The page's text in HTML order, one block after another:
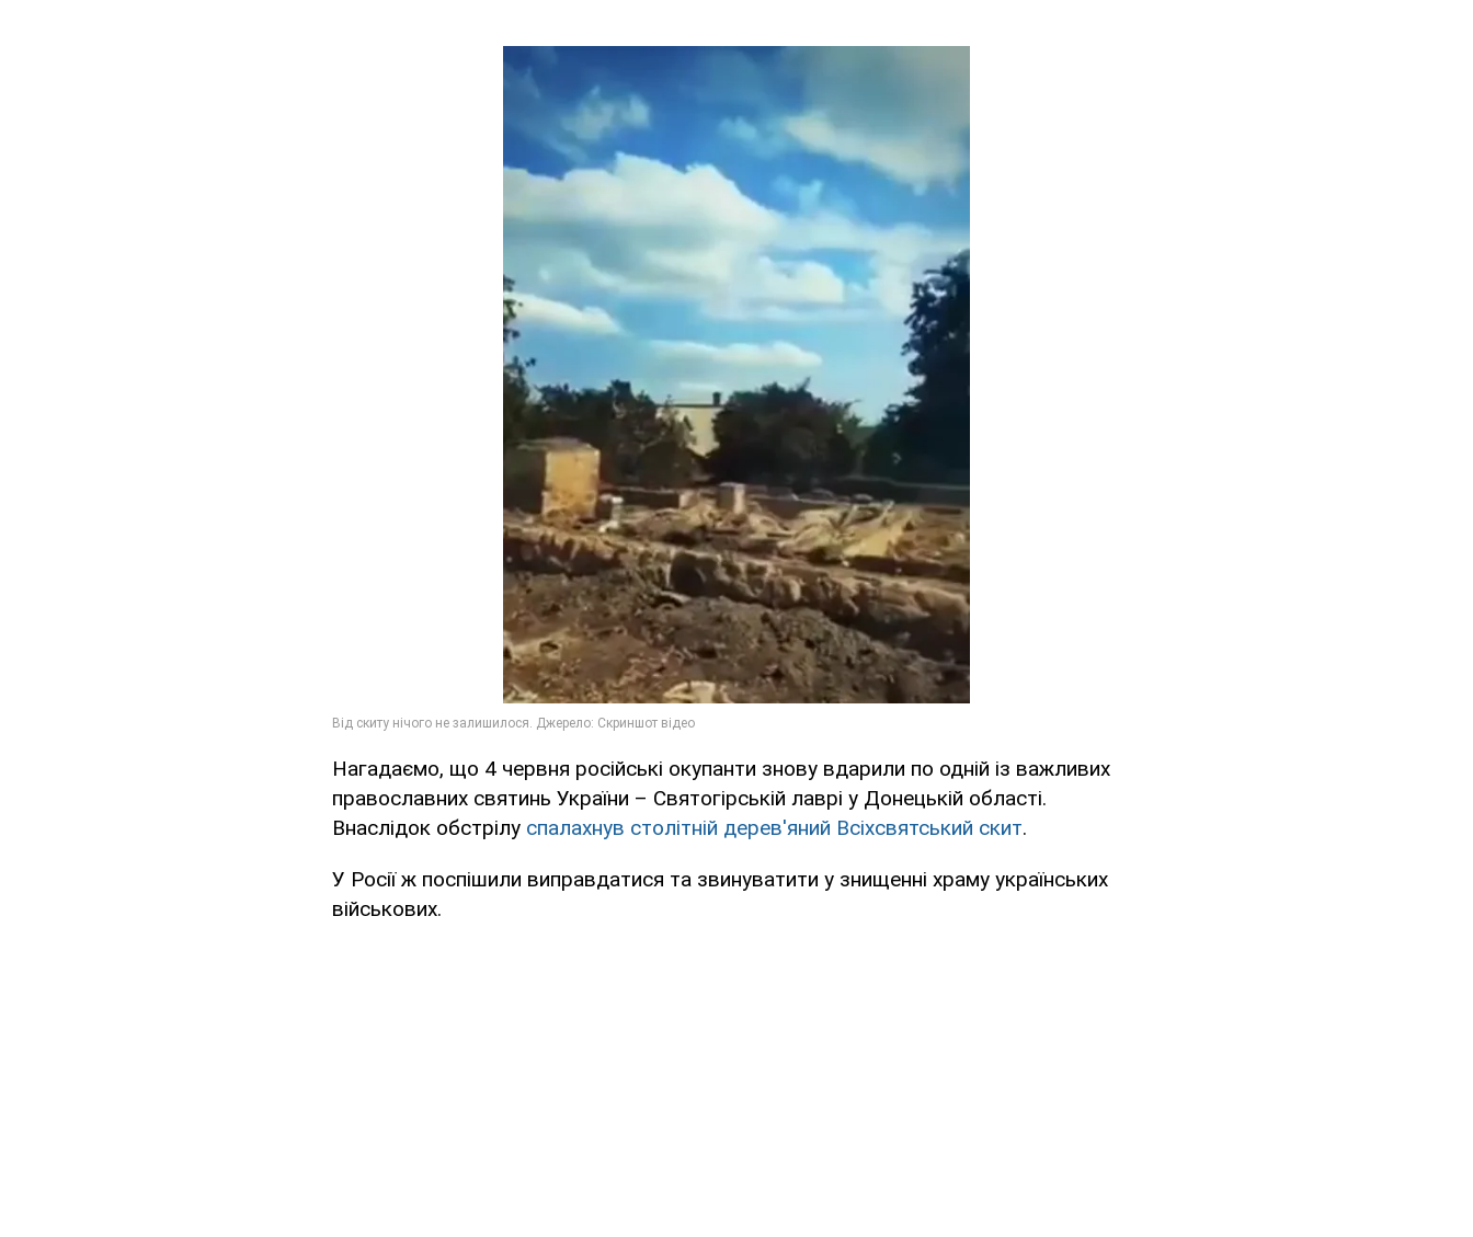
Нагадаємо, що 4 червня російські окупанти знову вдарили по одній із важливих
православних святинь України – Святогірській лаврі у Донецькій області.
Внаслідок обстрілу спалахнув столітній дерев'яний Всіхсвятський скит.
У Росії ж поспішили виправдатися та звинуватити у знищенні храму українських
військових.